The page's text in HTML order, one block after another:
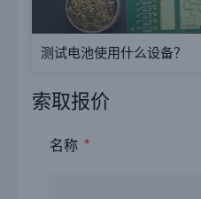
测试电池使用什么设备？
索取报价
名称